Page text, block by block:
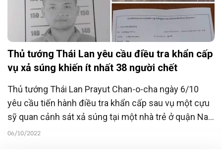
Thủ tướng Thái Lan yêu cầu điều tra khẩn cấp
vụ xả súng khiến ít nhất 38 người chết
Thủ tướng Thái Lan Prayut Chan-o-cha ngày 6/10
yêu cầu tiến hành điều tra khẩn cấp sau vụ một cựu
sỹ quan cảnh sát xả súng tại một nhà trẻ ở quận Na
Klang, tỉnh Nong Bua Lamphu, Đông Bắc nước này.
06/10/2022